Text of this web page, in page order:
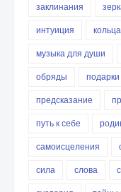
заклинания
интуиция
кольца
музыка для души
обряды
подарки
предсказание
путь к себе
самоисцеления
сила
слова